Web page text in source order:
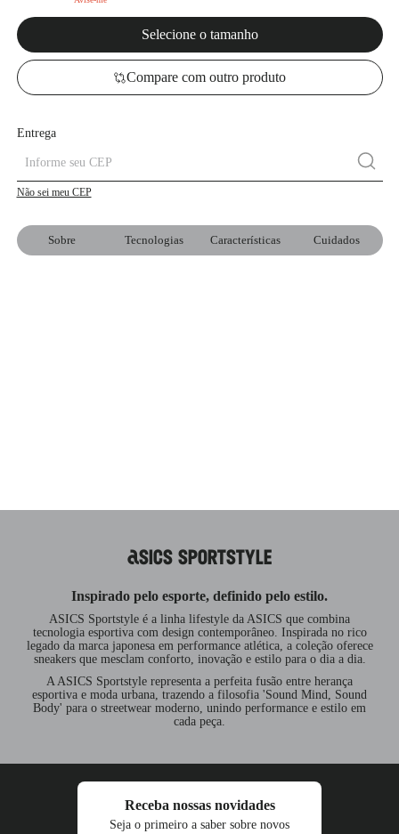
Sobre Tecnologias Características Cuidados
Selecione o tamanho
Compare com outro produto
Entrega
Não sei meu CEP
ASICS SPORTSTYLE
Inspirado pelo esporte, definido pelo estilo.
ASICS Sportstyle é a linha lifestyle da ASICS que combina
tecnologia esportiva com design contemporâneo. Inspirada no rico
legado da marca japonesa em performance atlética, a coleção oferece
sneakers que mesclam conforto, inovação e estilo para o dia a dia.
A ASICS Sportstyle representa a perfeita fusão entre herança
esportiva e moda urbana, trazendo a filosofia 'Sound Mind, Sound
Body' para o streetwear moderno, unindo performance e estilo em
cada peça.
Receba nossas novidades
Seja o primeiro a saber sobre novos